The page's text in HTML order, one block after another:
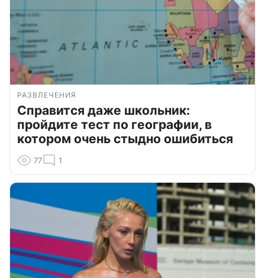
РАЗВЛЕЧЕНИЯ
Справится даже школьник:
пройдите тест по географии, в
котором очень стыдно ошибиться
77 1